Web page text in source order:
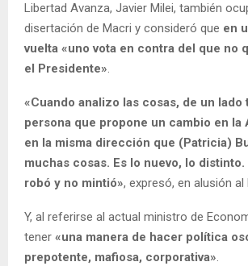
Libertad Avanza, Javier Milei, también
disertación de Macri y consideró que en
vuelta «uno vota en contra del que no
el Presidente».
«Cuando analizo las cosas, de un lado
persona que propone un cambio en la
en la misma dirección que (Patricia)
muchas cosas. Es lo nuevo, lo
robó y no mintió», expresó, en alusión al
Y, al referirse al actual ministro de
tener «una manera de hacer política
prepotente, mafiosa, corporativa».